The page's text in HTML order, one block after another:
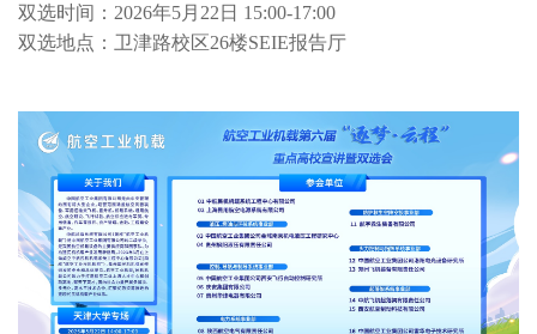
双选时间：2026年5月22日 15:00-17:00
双选地点：卫津路校区26楼SEIE报告厅